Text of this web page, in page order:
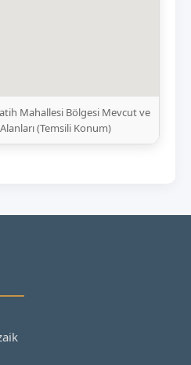
Mahallesi Bölgesi Mevcut ve
(Temsili Konum)